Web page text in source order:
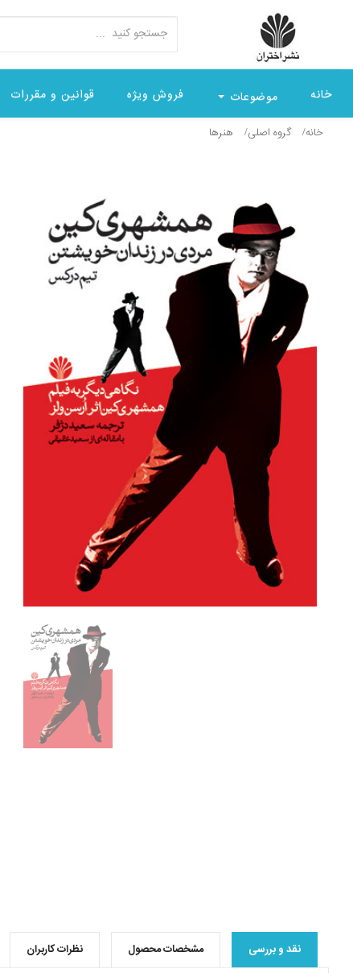
خانه موضوعات فروش ویژه قوانین و مقررات
خانه گروه اصلی هنرها
نقد و بررسی مشخصات محصول نظرات کاربران